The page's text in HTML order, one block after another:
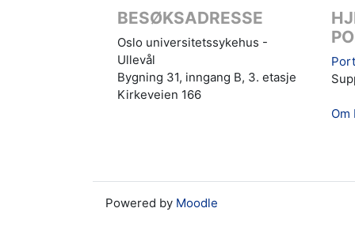
BESØKSADRESSE
Oslo universitetssykehus -
Ullevål
Bygning 31, inngang B, 3. etasje
Kirkeveien 166
Om
Powered by Moodle